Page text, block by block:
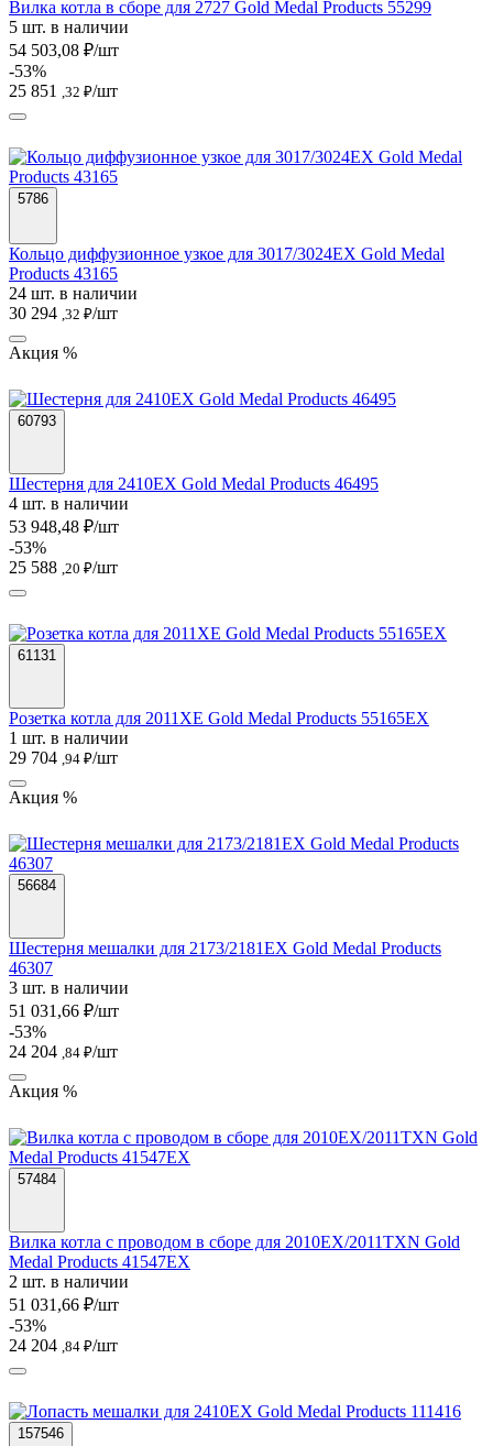
Вилка котла в сборе для 2727 Gold Medal Products 55299
5 шт. в наличии
54 503,08 ₽/шт
-53%
25 851
,32 ₽/шт
5786
Кольцо диффузионное узкое для 3017/3024EX Gold Medal
Products 43165
24 шт. в наличии
30 294 ,32 ₽/шт
Акция %
60793
Шестерня для 2410EX Gold Medal Products 46495
4 шт. в наличии
53 948,48 ₽/шт
-53%
25 588 ,20 ₽/шт
61131
Розетка котла для 2011XE Gold Medal Products 55165EX
1 шт. в наличии
29 704 ,94 ₽/шт
Акция %
56684
Шестерня мешалки для 2173/2181EX Gold Medal Products
46307
3 шт. в наличии
51 031,66 ₽/шт
-53%
24 204 ,84 ₽/шт
Акция %
57484
Вилка котла с проводом в сборе для 2010EX/2011TXN Gold
Medal Products 41547EX
2 шт. в наличии
51 031,66 ₽/шт
-53%
24 204 ,84 ₽/шт
157546